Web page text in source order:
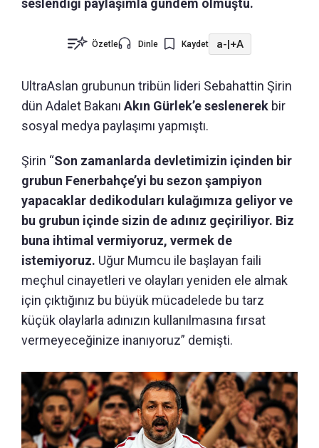
seslendiği paylaşımla gündem olmuştu.
Özetle Dinle Kaydet a-|+A
UltraAslan grubunun tribün lideri Sebahattin Şirin
dün Adalet Bakanı Akın Gürlek’e seslenerek bir
sosyal medya paylaşımı yapmıştı.
Şirin “Son zamanlarda devletimizin içinden bir
grubun Fenerbahçe’yi bu sezon şampiyon
yapacaklar dedikoduları kulağımıza geliyor ve
bu grubun içinde sizin de adınız geçiriliyor. Biz
buna ihtimal vermiyoruz, vermek de
istemiyoruz. Uğur Mumcu ile başlayan faili
meçhul cinayetleri ve olayları yeniden ele almak
için çıktığınız bu büyük mücadelede bu tarz
küçük olaylarla adınızın kullanılmasına fırsat
vermeyeceğinize inanıyoruz” demişti.